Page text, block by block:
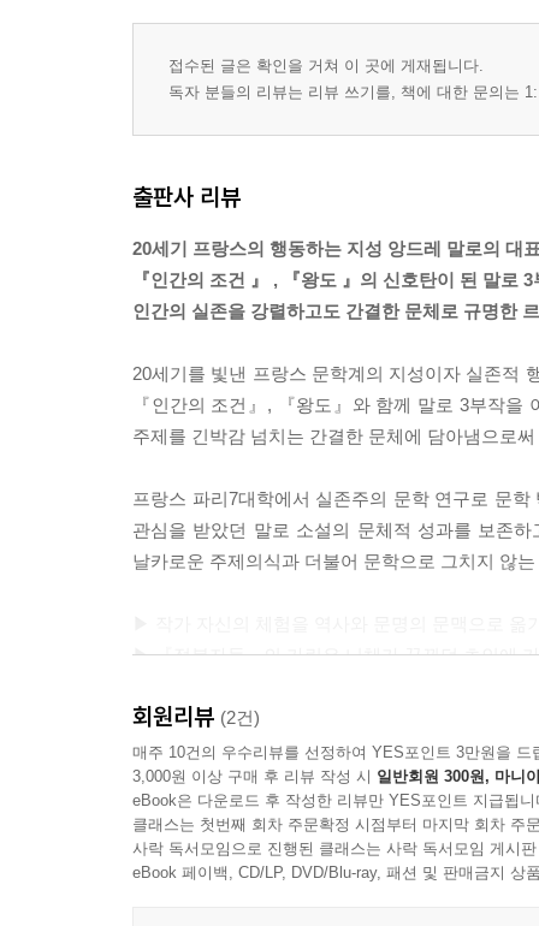
접수된 글은 확인을 거쳐 이 곳에 게재됩니다.
독자 분들의 리뷰는 리뷰 쓰기를, 책에 대한 문의는
출판사 리뷰
20세기 프랑스의 행동하는 지성 앙드레 말로의 대
『인간의 조건 』 , 『왕도 』의 신호탄이 된 말로
인간의 실존을 강렬하고도 간결한 문체로 규명한
20세기를 빛낸 프랑스 문학계의 지성이자 실존적
『인간의 조건』, 『왕도』와 함께 말로 3부작
주제를 긴박감 넘치는 간결한 문체에 담아냄으로
프랑스 파리7대학에서 실존주의 문학 연구로 문
관심을 받았던 말로 소설의 문체적 성과를 보존
날카로운 주제의식과 더불어 문학으로 그치지 않
▶ 『정복자들』의 가린은 니체가 꿈꿨던 초인에
말로 문학의 정수가 담긴 3부작의 첫 권
20세기 혁명에 대한 날카로운 통찰이 담긴 한 시대
1928년 발표된 장편 소설 『정복자들』은 발표
자신이 청년 시절 경험한 식민 체제, 격동기 중국
회원리뷰 (2건)
매주 10건의 우수리뷰를 선정하여 YES포인트 3만원을 드
3,000원 이상 구매 후 리뷰 작성 시 일반회원 300원, 마니
eBook은 다운로드 후 작성한 리뷰만 YES포인트 지급됩니
클래스는 첫번째 회차 주문확정 시점부터 마지막 회차 주
사락 독서모임으로 진행된 클래스는 사락 독서모임 게시
eBook 페이백, CD/LP, DVD/Blu-ray, 패션 및 판매금지 상